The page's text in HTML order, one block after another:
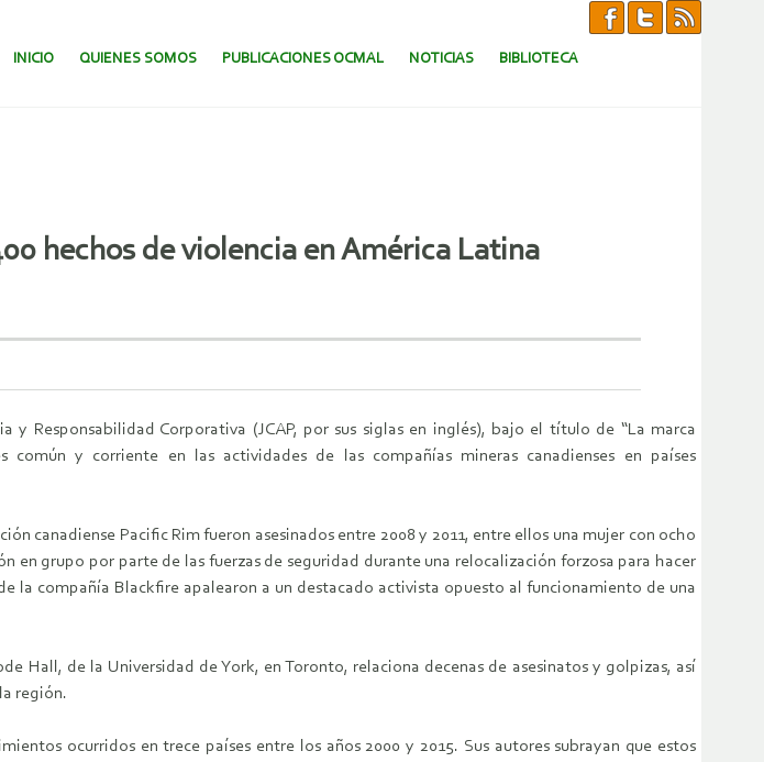
SALTAR AL CONTENIDO.
INICIO QUIENES SOMOS PUBLICACIONES OCMAL NOTICIAS BIBLIOTECA
hechos de violencia en América Latina
Responsabilidad Corporativa (JCAP, por sus siglas en inglés), bajo el título de “La marca
común y corriente en las actividades de las compañías mineras canadienses en países
canadiense Pacific Rim fueron asesinados entre 2008 y 2011, entre ellos una mujer con ocho
en grupo por parte de las fuerzas de seguridad durante una relocalización forzosa para hacer
la compañía Blackfire apalearon a un destacado activista opuesto al funcionamiento de una
Hall, de la Universidad de York, en Toronto, relaciona decenas de asesinatos y golpizas, así
región.
ocurridos en trece países entre los años 2000 y 2015. Sus autores subrayan que estos